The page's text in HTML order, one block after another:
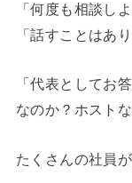
「何度も相談し
「話すことはあ
「代表としてお
なのか？ホスト
たくさんの社員